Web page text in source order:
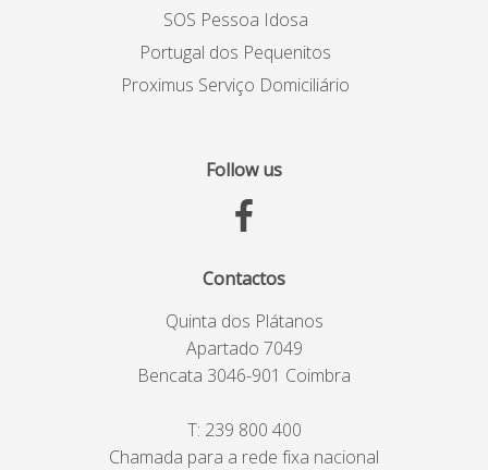
SOS Pessoa Idosa
Portugal dos Pequenitos
Proximus Serviço Domiciliário
Follow us
Contactos
Quinta dos Plátanos
Apartado 7049
Bencata 3046-901 Coimbra
T: 239 800 400
Chamada para a rede fixa nacional